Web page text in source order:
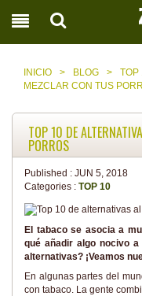
INICIO > BLOG >
TOP
MEZCLAR CON TUS
TOP 10 DE
PORROS
Published : JUN 5, 2018
Categories : TOP 10
El tabaco se asocia a
qué añadir algo nocivo
alternativas? ¡Veamos
En algunas partes del
con tabaco. La gente